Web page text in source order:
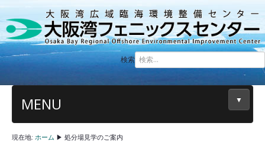
検索
MENU ▼
現在地: ホーム ▶ 処分場見学のご案内